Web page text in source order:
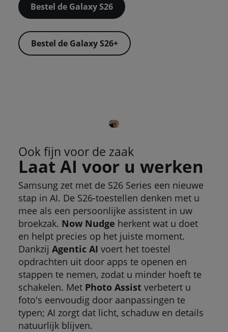
Bestel de Galaxy S26
Bestel de Galaxy S26+
Ook fijn voor de zaak
Laat AI voor u werken
Samsung zet met de S26 Series een nieuwe
stap in AI. De S26-toestellen denken met u
mee als een persoonlijke assistent in uw
broekzak. Now Nudge herkent wat u doet
en helpt precies op het juiste moment.
Dankzij Agentic AI voert het toestel
opdrachten uit door apps te openen en
stappen te nemen, zodat u minder hoeft te
schakelen. Met Photo Assist verbetert u
foto's eenvoudig door aanpassingen te
typen; AI zorgt dat licht, schaduw en details
natuurlijk blijven.